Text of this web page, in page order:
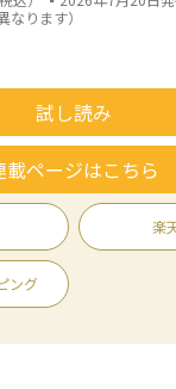
ります）
試し読み
載ページはこちら
楽
ング